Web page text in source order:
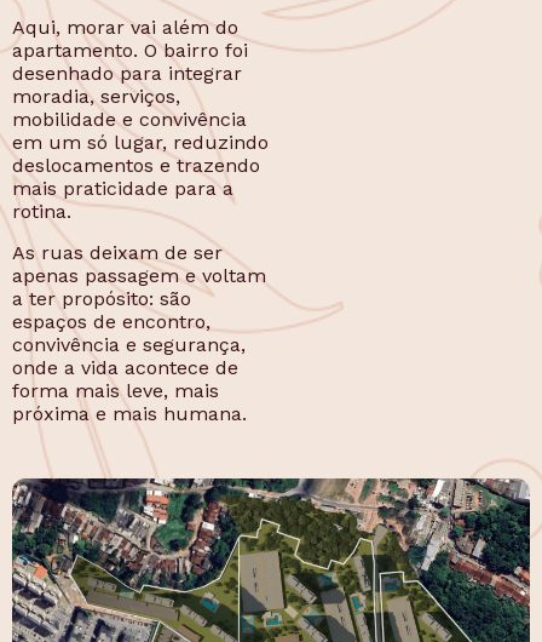
Aqui, morar vai além do
apartamento. O bairro foi
desenhado para integrar
moradia, serviços,
mobilidade e convivência
em um só lugar, reduzindo
deslocamentos e trazendo
mais praticidade para a
rotina.
As ruas deixam de ser
apenas passagem e voltam
a ter propósito: são
espaços de encontro,
convivência e segurança,
onde a vida acontece de
forma mais leve, mais
próxima e mais humana.